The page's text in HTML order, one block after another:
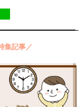
集記事／